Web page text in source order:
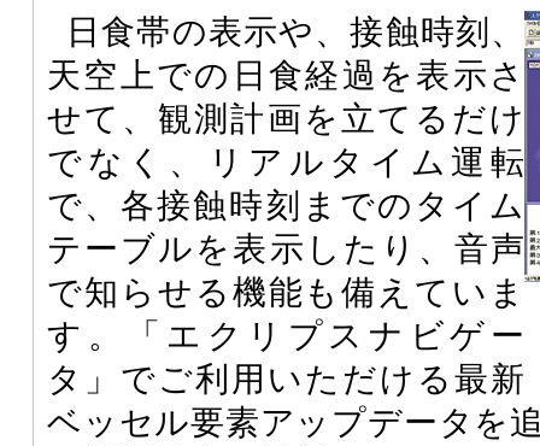
日食帯の表示や、接蝕時刻、
天空上での日食経過を表示さ
せて、観測計画を立てるだけ
でなく、リアルタイム運転
で、各接蝕時刻までのタイム
テーブルを表示したり、音声
で知らせる機能も備えていま
す。「エクリプスナビゲー
タ」でご利用いただける最新
ベッセル要素アップデータを